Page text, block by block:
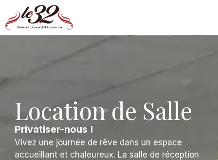
Location de Salle
Privatiser-nous !
Vivez une journée de rêve dans un espace
accueillant et chaleureux. La salle de réception